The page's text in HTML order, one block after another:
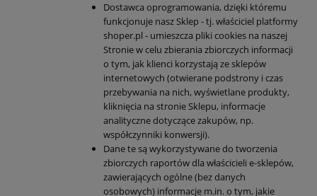
Dostawca oprogramowania, dzięki któremu
funkcjonuje nasz Sklep - tj. właściciel platformy
shoper.pl - umieszcza pliki cookies na naszej
Stronie w celu zbierania zbiorczych informacji
o tym, jak klienci korzystają ze sklepów
internetowych (otwierane podstrony i czas
przebywania na nich, wyświetlane produkty,
kliknięcia na stronie Sklepu, informacje
analityczne dotyczące zakupów, np.
współczynniki konwersji).
Dane te są wykorzystywane do tworzenia
zbiorczych raportów dla właścicieli e-sklepów,
zawierających ogólne (bez danych
osobowych) informacje m.in. o tym, jakie